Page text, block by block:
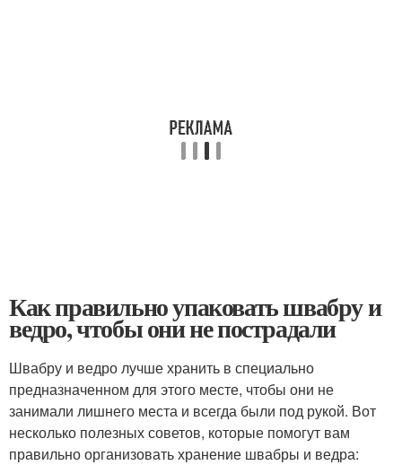
Как правильно упаковать швабру и
ведро, чтобы они не пострадали
Швабру и ведро лучше хранить в специально
предназначенном для этого месте, чтобы они не
занимали лишнего места и всегда были под рукой. Вот
несколько полезных советов, которые помогут вам
правильно организовать хранение швабры и ведра: